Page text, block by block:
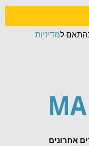
אחרונים
למדיניות